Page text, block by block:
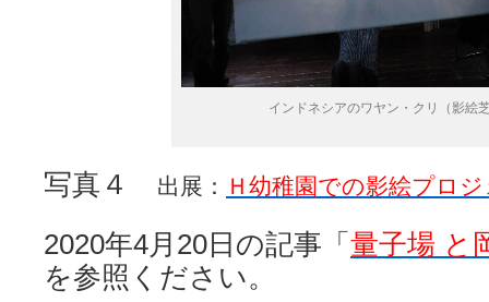
インドネシアのワヤン・クリ（影絵
写真４ 出展： Ｈ幼稚園での影絵プロ
2020年4月20日の記事「 量子場 と
を参照ください。